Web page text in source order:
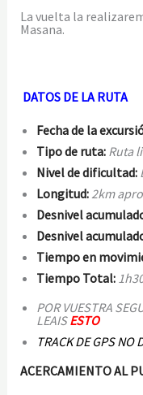
La vuelta la
Masana.
DATOS DE LA RUTA
Fecha de la
Tipo de ruta: Ruta
Nivel de dificultad:
Longitud:2km
Desnivel
Desnivel
Tiempo en
Tiempo Total:
POR VUESTRA
LEAISESTO
TRACK DE GPS NO
ACERCAMIENTO AL